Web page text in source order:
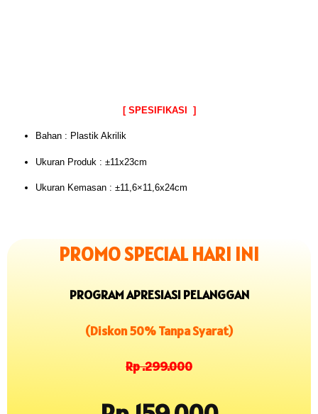
[ SPESIFIKASI ]
Bahan : Plastik Akrilik
Ukuran Produk : ±11x23cm
Ukuran Kemasan : ±11,6×11,6x24cm
PROMO SPECIAL HARI INI
PROGRAM APRESIASI PELANGGAN
(Diskon 50% Tanpa Syarat)
Rp .299.000